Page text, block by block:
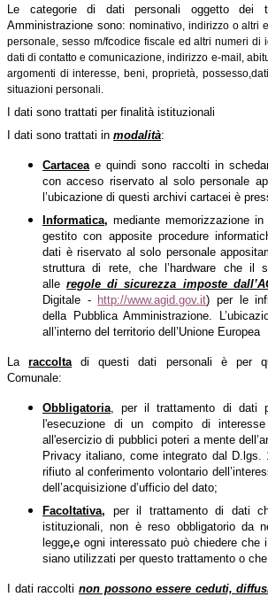
Le categorie di dati personali oggetto dei
Amministrazione sono: nominativo, indirizzo o altri
personale, sesso m/fcodice fiscale ed altri numeri di
dati di contatto e comunicazione, indirizzo e-mail,
argomenti di interesse, beni, proprietà, possesso,
situazioni personali.
I dati sono trattati per finalità istituzionali
I dati sono trattati in modalità:
Cartacea e quindi sono raccolti in
con acceso riservato al solo personale
l’ubicazione di questi archivi cartacei è
Informatica, mediante memorizzazione
gestito con apposite procedure
dati è riservato al solo personale
struttura di rete, che l’hardware che il
alleregole di sicurezza imposte
Digitale - http://www.agid.gov.it) per le
della Pubblica Amministrazione.
all’interno del territorio dell’Unione Europea
Laraccolta
di questi dati personali è per
Comunale:
Obbligatoria, per il trattamento di dati
l'esecuzione di un compito di
all'esercizio di pubblici poteri a mente
Privacy italiano, come integrato dal D.lgs.
rifiuto al conferimento volontario
dell’acquisizione d’ufficio del dato;
Facoltativa, per il trattamento di dati
istituzionali, non è reso obbligatorio da
legge,e ogni interessato può chiedere che
siano utilizzati per questo trattamento o
I dati raccolti non possono essere ceduti,